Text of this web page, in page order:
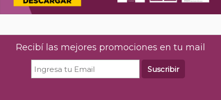
Recibí las mejores promociones en tu mail
Suscribir